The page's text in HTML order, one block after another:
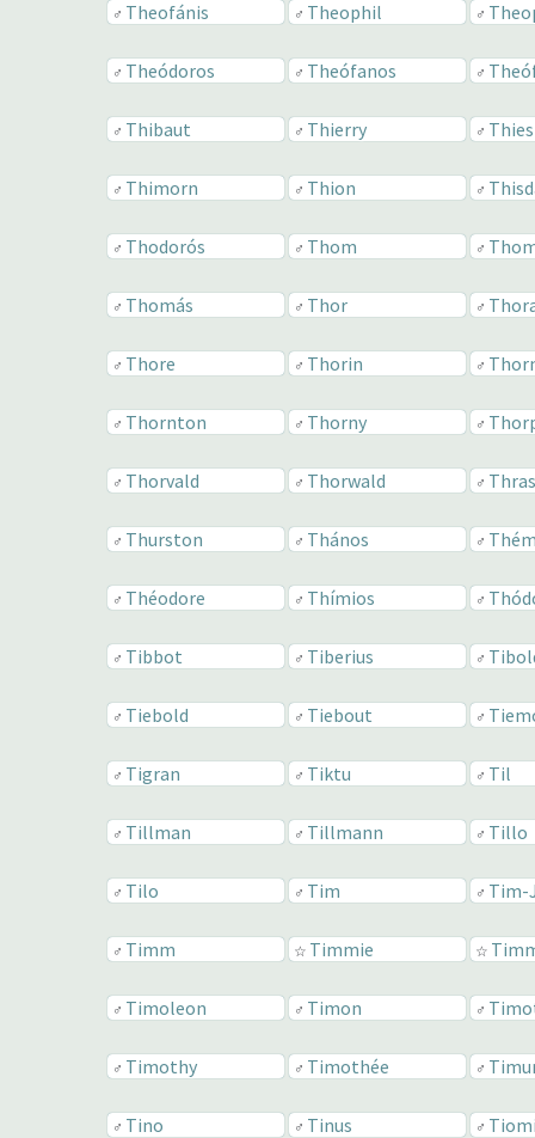
♂ Theofánis ♂ Theophil ♂
♂ Theódoros ♂ Theófanos ♂
♂ Thibaut ♂ Thierry ♂ Thies
♂ Thimorn ♂ Thion ♂
♂ Thodorós ♂ Thom ♂
♂ Thomás ♂ Thor ♂
♂ Thore ♂ Thorin ♂
♂ Thornton ♂ Thorny ♂
♂ Thorvald ♂ Thorwald ♂
♂ Thurston ♂ Thános ♂
♂ Théodore ♂ Thímios ♂
♂ Tibbot ♂ Tiberius ♂
♂ Tiebold ♂ Tiebout ♂
♂ Tigran ♂ Tiktu ♂ Til
♂ Tillman ♂ Tillmann ♂ Tillo
♂ Tilo ♂ Tim ♂ Tim-
♂ Timm ☆ Timmie ☆
♂ Timoleon ♂ Timon ♂
♂ Timothy ♂ Timothée ♂
♂ Tino ♂ Tinus ♂